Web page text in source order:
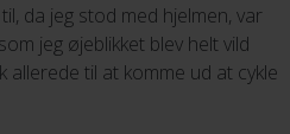
da jeg stod med hjelmen, var
jeg øjeblikket blev helt vild
allerede til at komme ud at cykle